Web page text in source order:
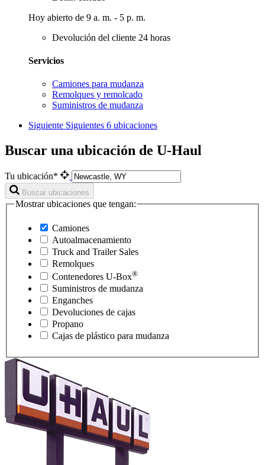
Hoy abierto de 9 a. m. - 5 p. m.
Devolución del cliente 24 horas
Servicios
Camiones para mudanza
Remolques y remolcado
Suministros de mudanza
Siguiente Siguientes 6 ubicaciones
Buscar una ubicación de U-Haul
Tu ubicación*
Buscar ubicaciones
Mostrar ubicaciones que tengan:
Camiones
Autoalmacenamiento
Truck and Trailer Sales
Remolques
Contenedores U-Box®
Suministros de mudanza
Enganches
Devoluciones de cajas
Propano
Cajas de plástico para mudanza